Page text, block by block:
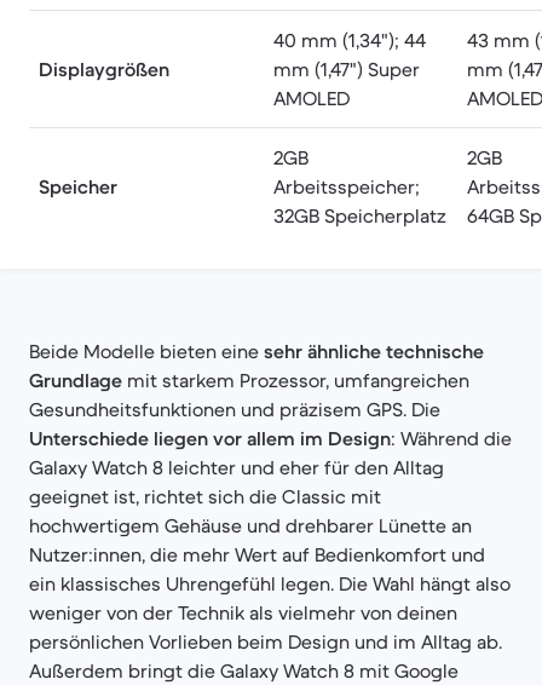
Displaygrößen
40 mm (1,34"); 44
mm (1,47") Super
AMOLED
43 mm
mm
AMOLED
Speicher
2GB
Arbeitsspeicher;
32GB Speicherplatz
2GB
64GB
Beide Modelle bieten eine sehr ähnliche technische
Grundlage mit starkem Prozessor, umfangreichen
Gesundheitsfunktionen und präzisem GPS. Die
Unterschiede liegen vor allem im Design: Während die
Galaxy Watch 8 leichter und eher für den Alltag
geeignet ist, richtet sich die Classic mit
hochwertigem Gehäuse und drehbarer Lünette an
Nutzer:innen, die mehr Wert auf Bedienkomfort und
ein klassisches Uhrengefühl legen. Die Wahl hängt also
weniger von der Technik als vielmehr von deinen
persönlichen Vorlieben beim Design und im Alltag ab.
Außerdem bringt die Galaxy Watch 8 mit Google